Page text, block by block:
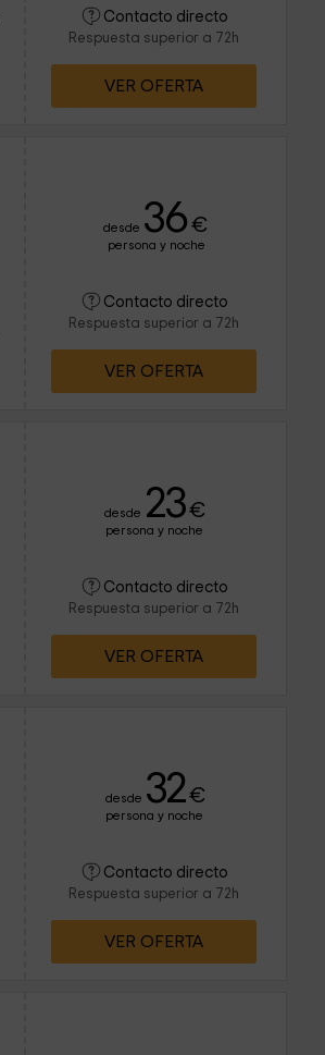
Contacto directo
Respuesta superior a 72h
VER OFERTA
desde 36 €
persona y noche
Contacto directo
Respuesta superior a 72h
VER OFERTA
desde 23€
persona y noche
Contacto directo
Respuesta superior a 72h
VER OFERTA
desde 32€
persona y noche
Contacto directo
Respuesta superior a 72h
VER OFERTA